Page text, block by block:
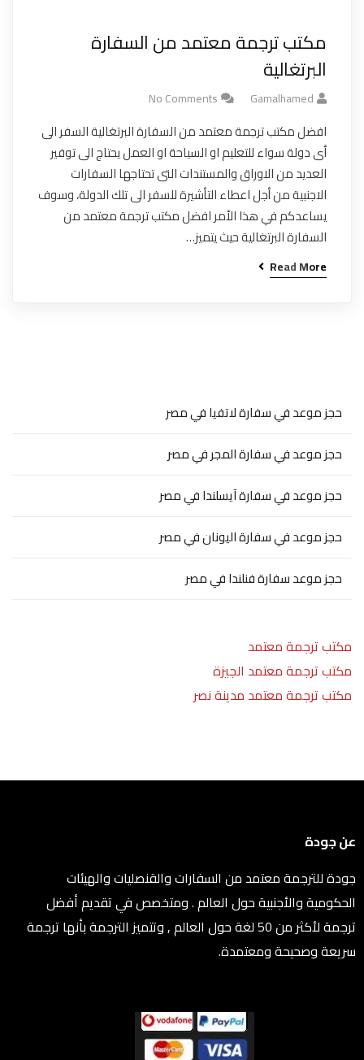
مكتب ترجمة معتمد من السفارة
البرتغالية
Gamalhamed
No Comments
افضل مكتب ترجمة معتمد من السفارة البرتغالية السفر الى
أى دولة سواء للتعليم او السياحة او العمل يحتاج الى توفير
العديد من الاوراق والمستندات التى تحتاجها السفارات
الاجنبية من أجل اعطاء التأشيرة للسفر الى تلك الدولة، وسوف
يساعدكم في هذا الأمر افضل مكتب ترجمة معتمد من
السفارة البرتغالية حيث يتميز…
Read More
حجز موعد في سفارة لاتفيا في مصر
حجز موعد في سفارة المجر في مصر
حجز موعد في سفارة آيسلندا في مصر
حجز موعد في سفارة اليونان في مصر
حجز موعد سفارة فنلندا في مصر
مكتب ترجمة معتمد
مكتب ترجمة معتمد الجيزة
مكتب ترجمة معتمد مدينة نصر
عن جودة
جودة للترجمة معتمد من السفارات والقنصليات والهيئات
الحكومية والأجنبية حول العالم . ومتخصص في تقديم أفضل
ترجمة لأكثر من 50 لغة حول العالم , وتتميز الترجمة بأنها ترجمة
سريعة وصحيحة ومعتمدة.